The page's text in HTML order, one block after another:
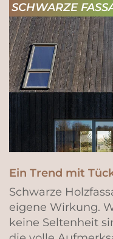
SCHWARZE
Ein Trend mit
Schwarze
eigene Wirkung.
keine Seltenheit